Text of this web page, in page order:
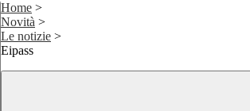
Home >
Novità >
Le notizie >
Eipass